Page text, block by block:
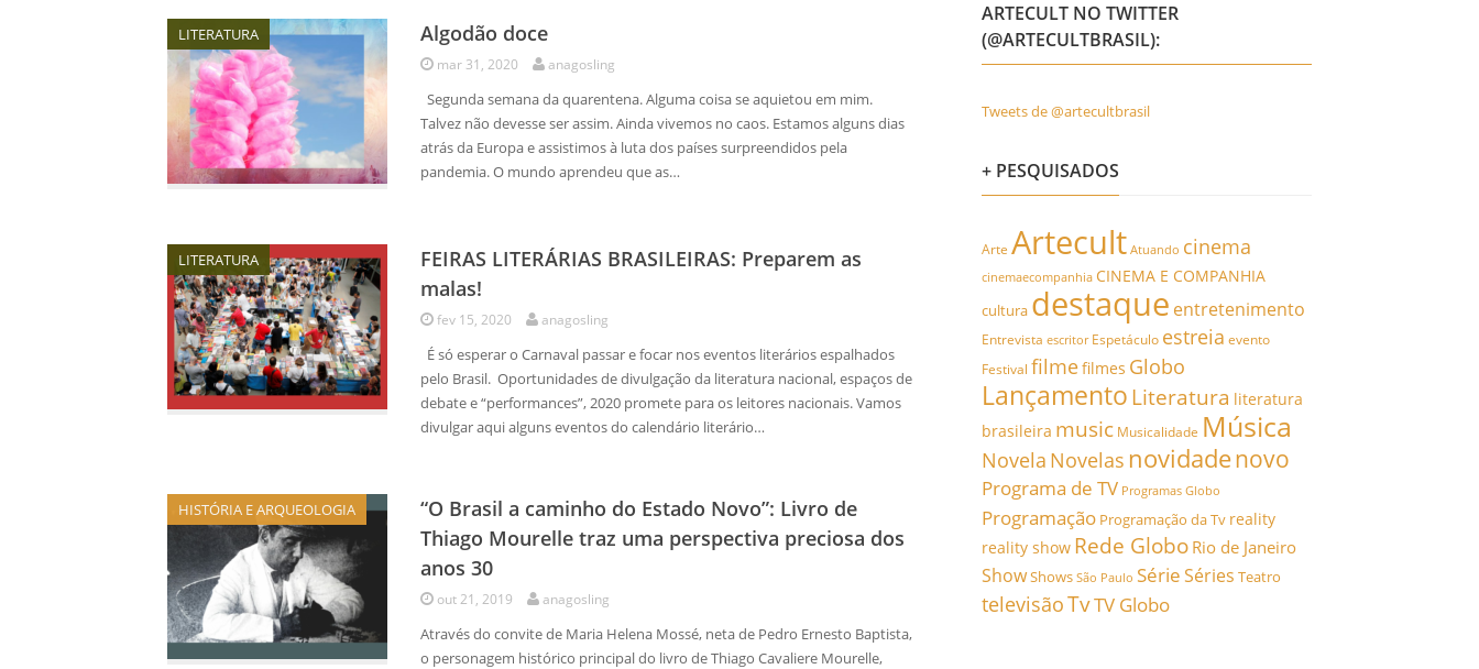
LITERATURA Algodão doce
mar 31, 2020 anagosling
Segunda semana da quarentena. Alguma coisa se aquietou em mim.
Talvez não devesse ser assim. Ainda vivemos no caos. Estamos alguns dias
atrás da Europa e assistimos à luta dos países surpreendidos pela
pandemia. O mundo aprendeu que as…
LITERATURA
FEIRAS LITERÁRIAS BRASILEIRAS: Preparem as
malas!
fev 15, 2020 anagosling
É só esperar o Carnaval passar e focar nos eventos literários espalhados
pelo Brasil. Oportunidades de divulgação da literatura nacional, espaços de
debate e “performances”, 2020 promete para os leitores nacionais. Vamos
divulgar aqui alguns eventos do calendário literário…
HISTÓRIA E ARQUEOLOGIA
“O Brasil a caminho do Estado Novo”: Livro de
Thiago Mourelle traz uma perspectiva preciosa dos
anos 30
out 21, 2019 anagosling
Através do convite de Maria Helena Mossé, neta de Pedro Ernesto Baptista,
o personagem histórico principal do livro de Thiago Cavaliere Mourelle,
ARTECULT NO TWITTER
(@ARTECULTBRASIL):
Tweets de @artecultbrasil
+ PESQUISADOS
Arte Artecult Atuando cinema
cinemaecompanhia CINEMA E COMPANHIA
cultura destaque entretenimento
Entrevista escritor Espetáculo estreia evento
Festival filmefilmes Globo
Lançamento Literatura literatura
brasileira music Musicalidade Música
Novela Novelas novidadenovo
Programa de TV Programas Globo
Programação Programação da Tv reality
reality show Rede Globo Rio de Janeiro
ShowShows São Paulo SérieSéries Teatro
televisãoTvTV Globo